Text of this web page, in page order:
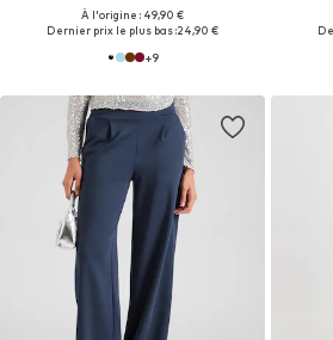
À l'origine : 49,90 €
Dernier prix le plus bas :24,90 €
+9